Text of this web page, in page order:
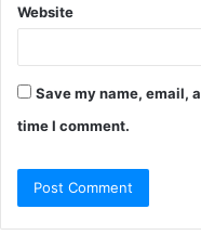
Website
Save my name, email,
time I comment.